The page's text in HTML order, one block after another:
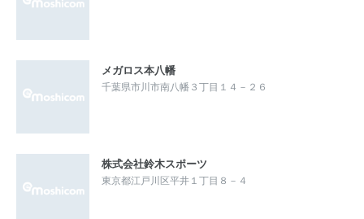
メガロス本八幡
千葉県市川市南八幡３丁目１４－２６
株式会社鈴木スポーツ
東京都江戸川区平井１丁目８－４